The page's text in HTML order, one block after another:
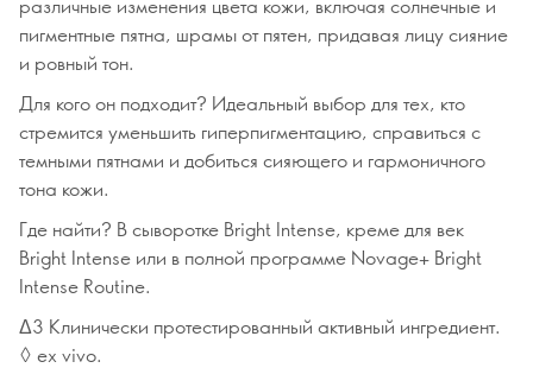
различные изменения цвета кожи, включая солнечные и
пигментные пятна, шрамы от пятен, придавая лицу сияние
и ровный тон.
Для кого он подходит? Идеальный выбор для тех, кто
стремится уменьшить гиперпигментацию, справиться с
темными пятнами и добиться сияющего и гармоничного
тона кожи.
Где найти? В сыворотке Bright Intense, креме для век
Bright Intense или в полной программе Novage+ Bright
Intense Routine.
Δ3 Клинически протестированный активный ингредиент.
◊ ex vivo.